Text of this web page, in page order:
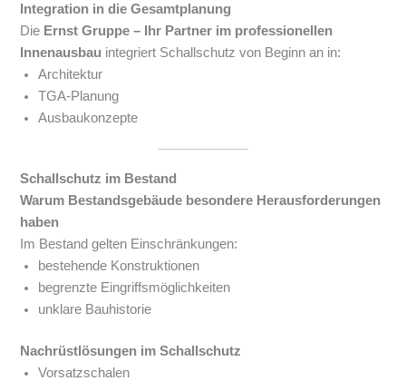
Integration in die Gesamtplanung
Die Ernst Gruppe – Ihr Partner im professionellen
Innenausbau integriert Schallschutz von Beginn an in:
Architektur
TGA-Planung
Ausbaukonzepte
Schallschutz im Bestand
Warum Bestandsgebäude besondere Herausforderungen
haben
Im Bestand gelten Einschränkungen:
bestehende Konstruktionen
begrenzte Eingriffsmöglichkeiten
unklare Bauhistorie
Nachrüstlösungen im Schallschutz
Vorsatzschalen